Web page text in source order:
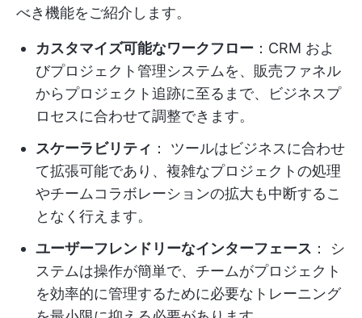
べき機能をご紹介します。
カスタマイズ可能なワークフロー ：CRM およ
びプロジェクト管理システムを、販売ファネル
からプロジェクト追跡に至るまで、ビジネスプ
ロセスに合わせて調整できます。
スケーラビリティ ： ツールはビジネスに合わせ
て拡張可能であり、複雑なプロジェクトの処理
やチームコラボレーションの拡大も中断するこ
となく行えます。
ユーザーフレンドリーなインターフェース ： シ
ステムは操作が簡単で、チームがプロジェクト
を効率的に管理するために必要なトレーニング